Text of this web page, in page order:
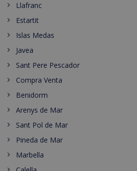
Llafranc
Estartit
Islas Medas
Javea
Sant Pere Pescador
Compra Venta
Benidorm
Arenys de Mar
Sant Pol de Mar
Pineda de Mar
Marbella